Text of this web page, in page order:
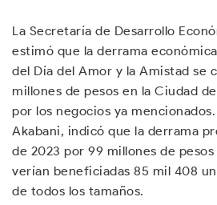
La Secretaría de Desarrollo
estimó que la derrama
del Día del Amor y la Amistad se
millones de pesos en la Ciudad
por los negocios ya
Akabani, indicó que la derrama
de 2023 por 99 millones de
verían beneficiadas 85 mil 408
de todos los tamaños.